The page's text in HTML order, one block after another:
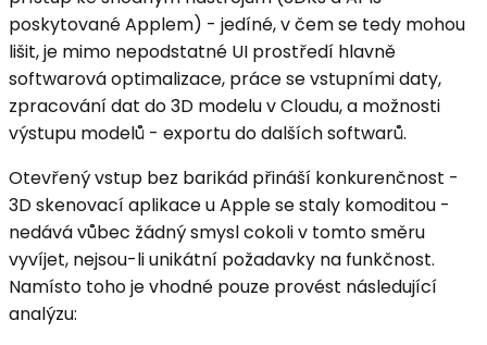
poskytované Applem) - jedíné, v čem se tedy mohou
lišit, je mimo nepodstatné UI prostředí hlavně
softwarová optimalizace, práce se vstupními daty,
zpracování dat do 3D modelu v Cloudu, a možnosti
výstupu modelů - exportu do dalších softwarů.
Otevřený vstup bez barikád přináší konkurenčnost -
3D skenovací aplikace u Apple se staly komoditou -
nedává vůbec žádný smysl cokoli v tomto směru
vyvíjet, nejsou-li unikátní požadavky na funkčnost.
Namísto toho je vhodné pouze provést následující
analýzu: